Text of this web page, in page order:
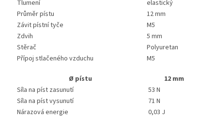
Tlumení
elastický
Průměr pístu
12 mm
Závit pístní tyče
M5
Zdvih
5 mm
Stěrač
Polyuretan
Přípoj stlačeného vzduchu
M5
Ø pístu
12 mm
Síla na píst zasunutí
53 N
Síla na píst vysunutí
71 N
Nárazová energie
0,03 J